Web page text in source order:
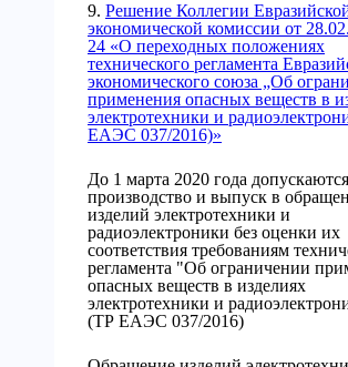
9. Решение Коллегии
экономической комиссии от
24 «О переходных положениях
технического регламента
экономического союза „Об
применения опасных веществ в
электротехники и
ЕАЭС 037/2016)»
До 1 марта 2020 года допускаются
производство и выпуск в
изделий электротехники и
радиоэлектроники без оценки их
соответствия требованиям
регламента "Об ограничении
опасных веществ в изделиях
электротехники и
(ТР ЕАЭС 037/2016)